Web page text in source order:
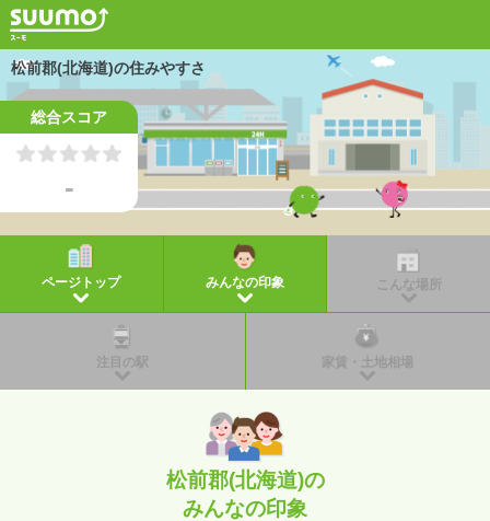
松前郡(北海道)の住みやすさ
ページトップ みんなの印象 こんな場所
注目の駅 家賃・土地相場
総合スコア
-
松前郡(北海道)の
みんなの印象